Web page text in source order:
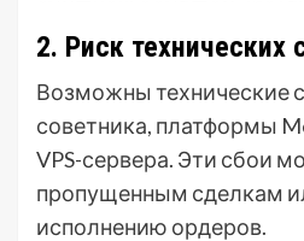
2. Риск технических
Возможны технические
советника, платформы
VPS-сервера. Эти сбои
пропущенным сделкам
исполнению ордеров.